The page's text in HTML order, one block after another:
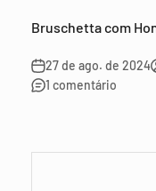
Bruschetta com
27 de ago. de 2024
1 comentário